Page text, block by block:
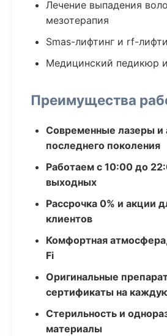
Лечение выпадения
мезотерапия
Smas-лифтинг и rf-
Медицинский педикюр
Преимущества
Современные лазеры и
последнего поколения
Работаем с 10:00 до
выходных
Рассрочка 0% и акции
клиентов
Комфортная
Fi
Оригинальные
сертификаты на
Стерильность и
материалы